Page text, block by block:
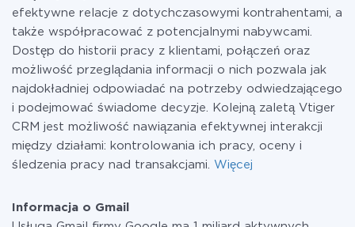
efektywne relacje z dotychczasowymi kontrahentami, a
także współpracować z potencjalnymi nabywcami.
Dostęp do historii pracy z klientami, połączeń oraz
możliwość przeglądania informacji o nich pozwala jak
najdokładniej odpowiadać na potrzeby odwiedzającego
i podejmować świadome decyzje. Kolejną zaletą Vtiger
CRM jest możliwość nawiązania efektywnej interakcji
między działami: kontrolowania ich pracy, oceny i
śledzenia pracy nad transakcjami. Więcej
Informacja o Gmail